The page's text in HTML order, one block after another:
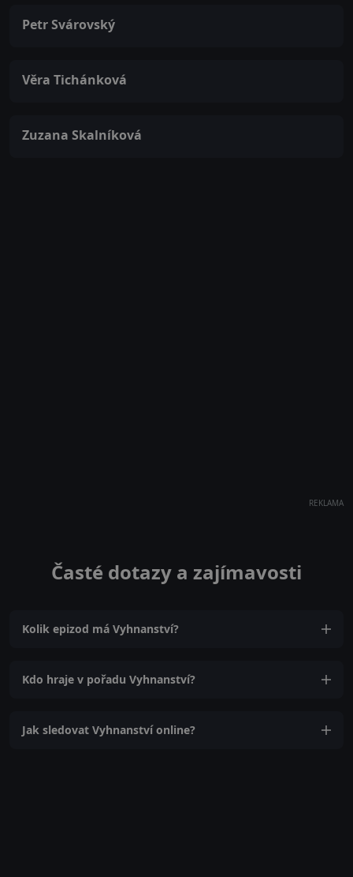
Petr Svárovský
Věra Tichánková
Zuzana Skalníková
REKLAMA
Časté dotazy a zajímavosti
Kolik epizod má Vyhnanství?
Kdo hraje v pořadu Vyhnanství?
Jak sledovat Vyhnanství online?